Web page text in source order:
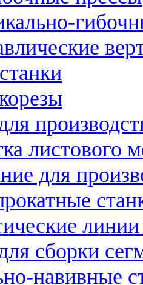
листового
для
линии
сборки
навивные